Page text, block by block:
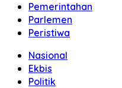
Pemerintahan
Parlemen
Peristiwa
Nasional
Ekbis
Politik